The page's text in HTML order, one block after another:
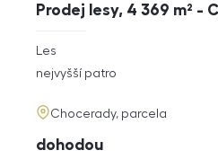
Prodej lesy, 4 369 m² -
rozměry
dispozice
Les
funkce
nejvyšší patro
adresa
Chocerady, parcela
cena
dohodou